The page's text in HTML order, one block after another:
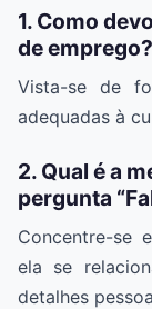
1. Como
de emprego?
Vista-se de
adequadas à
2. Qual é a
pergunta
Concentre-se
ela se
detalhes